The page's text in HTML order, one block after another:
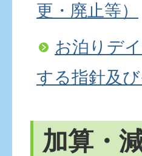
更・廃止等）
お泊りデ
する指針及
加算・